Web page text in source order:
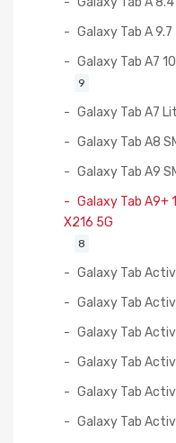
Galaxy Tab A 9.7
Galaxy Tab A7
9
Galaxy Tab A7
Galaxy Tab A8
Galaxy Tab A9
Galaxy Tab A9+
X216 5G
8
Galaxy Tab
Galaxy Tab
Galaxy Tab
Galaxy Tab
Galaxy Tab
Galaxy Tab